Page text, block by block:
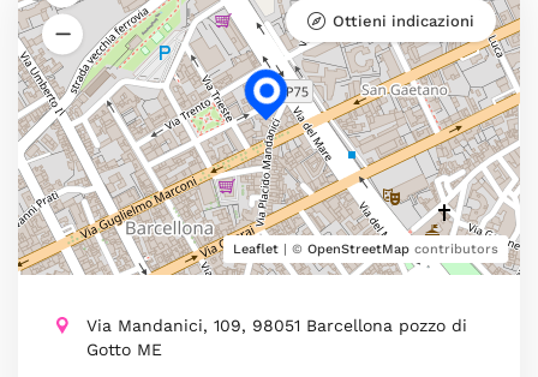
Leaflet | © OpenStreetMap contributors
Ottieni indicazioni
Via Mandanici, 109, 98051 Barcellona pozzo di
Gotto ME